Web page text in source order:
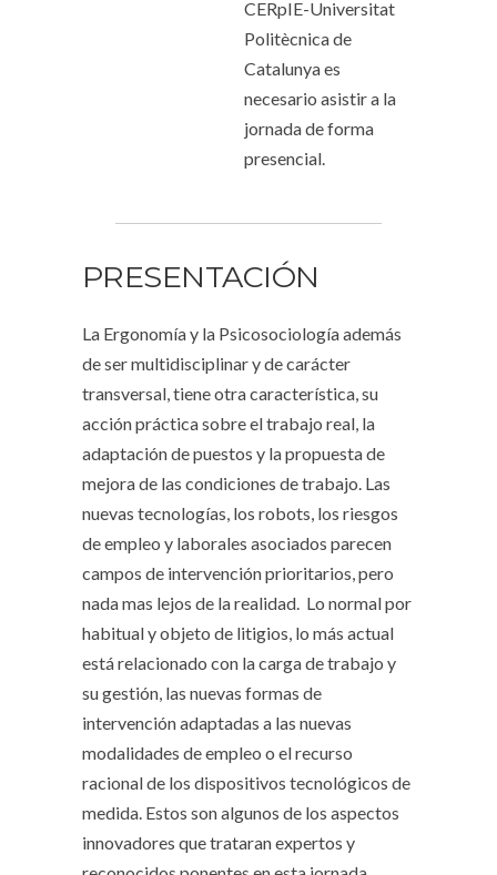
CERpIE-Universitat
Politècnica de
Catalunya es
necesario asistir a la
jornada deforma
presencial
PRESENTACIÓN
La Ergonomía y la Psicosociología además
de ser multidisciplinar y de carácter
transversal, tiene otra característica, su
acción práctica sobre el trabajo real, la
adaptación de puestos y la propuesta de
mejora de las condiciones de trabajo. Las
nuevas tecnologías, los robots, los riesgos
de empleo y laborales asociados parecen
campos de intervención prioritarios, pero
nada mas lejos de la realidad. Lo normal por
habitual y objeto de litigios, lo más actual
está relacionado con la carga de trabajo y
su gestión, las nuevas formas de
intervención adaptadas a las nuevas
modalidades de empleo o el recurso
racional de los dispositivos tecnológicos de
medida. Estos son algunos de los aspectos
innovadores que trataran expertos y